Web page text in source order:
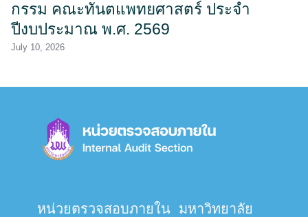
กรรม คณะทันตแพทยศาสตร์ ประจำ
ปีงบประมาณ พ.ศ. 2569
July 10, 2026
หน่วยตรวจสอบภายใน มหาวิทยาลัย